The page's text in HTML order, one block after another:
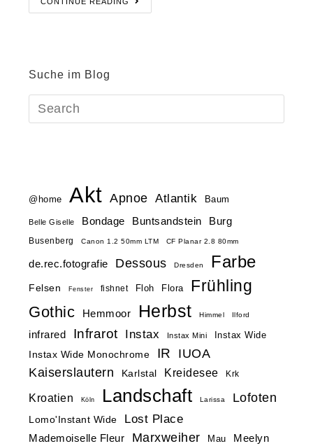
Suche im Blog
@home Akt Apnoe Atlantik Baum
Belle Giselle Bondage Buntsandstein Burg
Busenberg Canon 1.2 50mm LTM CF Planar 2.8 80mm
de.rec.fotografie Dessous Dresden Farbe
Felsen Fenster fishnet Floh Flora Frühling
Gothic Hemmoor Herbst Himmel Ilford
infrared Infrarot Instax Instax Mini
Instax Wide
Instax Wide Monochrome
IR
IUOA
Kaiserslautern
Karlstal Kreidesee Krk
Kroatien Köln Landschaft Larissa Lofoten
Lomo'Instant Wide Lost Place
Mademoiselle Fleur Marxweiher Mau Meelyn